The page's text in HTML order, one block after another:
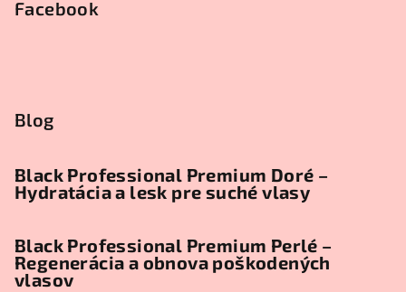
Facebook
Blog
Black Professional Premium Doré –
Hydratácia a lesk pre suché vlasy
Black Professional Premium Perlé –
Regenerácia a obnova poškodených
vlasov